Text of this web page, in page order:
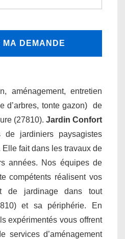
aménagement, entretien
d’arbres, tonte gazon) de
(27810). Jardin Confort
de jardiniers paysagistes
fait dans les travaux de
années. Nos équipes de
compétents réalisent vos
de jardinage dans tout
et sa périphérie. En
expérimentés vous offrent
services d’aménagement